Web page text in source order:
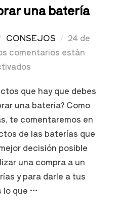
una batería
CONSEJOS
24 de
comentarios están
que hay que debes
una batería? Como
te comentaremos en
de las baterías que
decisión posible
una compra a un
y para darle a tus
lo que …